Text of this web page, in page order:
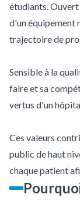
étudiants.
d'un équipement
trajectoire de
Sensible à la
faire et sa
vertus d'un
Ces valeurs
public de haut
chaque patient